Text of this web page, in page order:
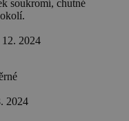
soukromí, chutné
2024
2024